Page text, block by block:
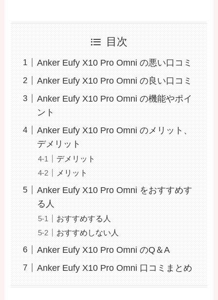
目次
Anker Eufy X10 Pro Omni の悪い口コミ
Anker Eufy X10 Pro Omni の良い口コミ
Anker Eufy X10 Pro Omni の機能やポイ
ント
Anker Eufy X10 Pro Omni のメリット、
デメリット
デメリット
メリット
Anker Eufy X10 Pro Omni をおすすめす
る人
おすすめする人
おすすめしない人
Anker Eufy X10 Pro Omni のQ＆A
Anker Eufy X10 Pro Omni 口コミまとめ